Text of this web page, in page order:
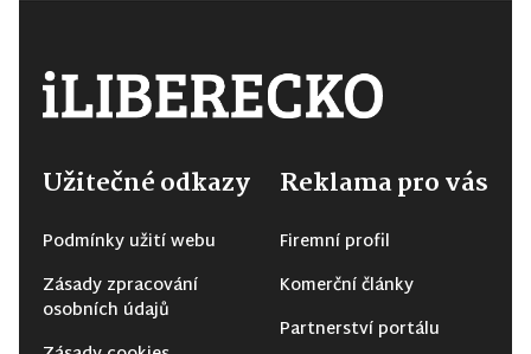
Užitečné odkazy
Podmínky užití webu
Zásady zpracování
osobních údajů
Reklama pro vás
Firemní profil
Komerční články
Partnerství portálu